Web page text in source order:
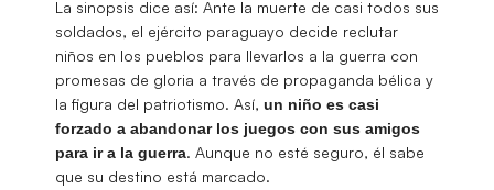
La sinopsis dice así: Ante la muerte de casi todos sus
soldados, el ejército paraguayo decide reclutar
niños en los pueblos para llevarlos a la guerra con
promesas de gloria a través de propaganda bélica y
la figura del patriotismo. Así, un niño es casi
forzado a abandonar los juegos con sus amigos
para ir a la guerra. Aunque no esté seguro, él sabe
que su destino está marcado.